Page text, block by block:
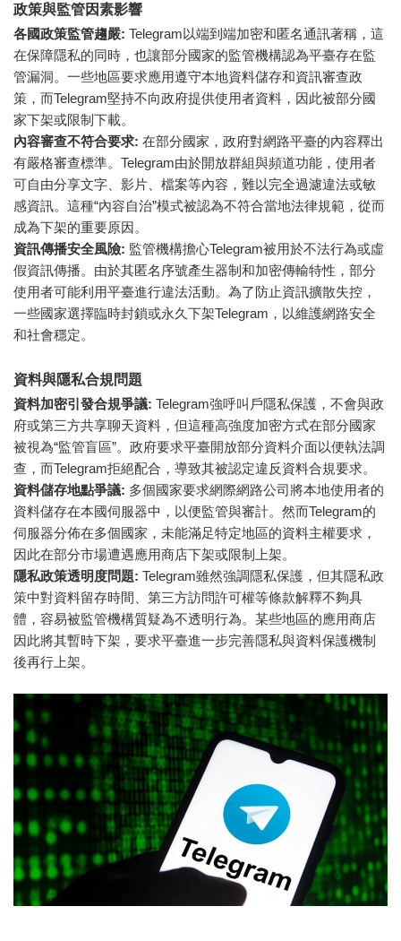
政策與監管因素影響
各國政策監管趨嚴: Telegram以端到端加密和匿名通訊著稱，這
在保障隱私的同時，也讓部分國家的監管機構認為平臺存在監
管漏洞。一些地區要求應用遵守本地資料儲存和資訊審查政
策，而Telegram堅持不向政府提供使用者資料，因此被部分國
家下架或限制下載。
內容審查不符合要求: 在部分國家，政府對網路平臺的內容釋出
有嚴格審查標準。Telegram由於開放群組與頻道功能，使用者
可自由分享文字、影片、檔案等內容，難以完全過濾違法或敏
感資訊。這種“內容自治”模式被認為不符合當地法律規範，從而
成為下架的重要原因。
資訊傳播安全風險: 監管機構擔心Telegram被用於不法行為或虛
假資訊傳播。由於其匿名序號產生器制和加密傳輸特性，部分
使用者可能利用平臺進行違法活動。為了防止資訊擴散失控，
一些國家選擇臨時封鎖或永久下架Telegram，以維護網路安全
和社會穩定。
資料與隱私合規問題
資料加密引發合規爭議: Telegram強呼叫戶隱私保護，不會與政
府或第三方共享聊天資料，但這種高強度加密方式在部分國家
被視為“監管盲區”。政府要求平臺開放部分資料介面以便執法調
查，而Telegram拒絕配合，導致其被認定違反資料合規要求。
資料儲存地點爭議: 多個國家要求網際網路公司將本地使用者的
資料儲存在本國伺服器中，以便監管與審計。然而Telegram的
伺服器分佈在多個國家，未能滿足特定地區的資料主權要求，
因此在部分市場遭遇應用商店下架或限制上架。
隱私政策透明度問題: Telegram雖然強調隱私保護，但其隱私政
策中對資料留存時間、第三方訪問許可權等條款解釋不夠具
體，容易被監管機構質疑為不透明行為。某些地區的應用商店
因此將其暫時下架，要求平臺進一步完善隱私與資料保護機制
後再行上架。